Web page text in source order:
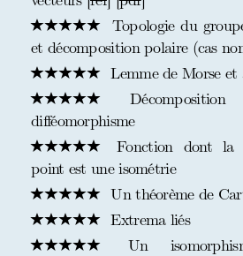
Topologie du
et décomposition polaire (cas
Lemme de Morse
difféomorphisme
Fonction dont la
point est une isométrie
Un théorème de
Extrema liés
Un